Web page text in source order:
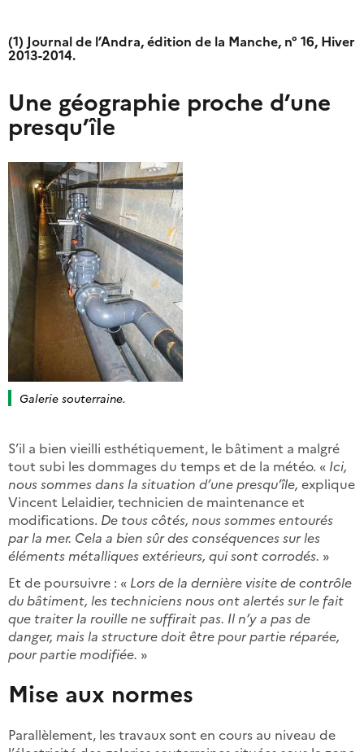
(1) Journal de l’Andra, édition de la Manche, n° 16, Hiver
2013-2014.
Une géographie proche d’une
presqu’île
Galerie souterraine.
S’il a bien vieilli esthétiquement, le bâtiment a malgré
tout subi les dommages du temps et de la météo. « Ici,
nous sommes dans la situation d’une presqu’île, explique
Vincent Lelaidier, technicien de maintenance et
modifications. De tous côtés, nous sommes entourés
par la mer. Cela a bien sûr des conséquences sur les
éléments métalliques extérieurs, qui sont corrodés. »
Et de poursuivre : « Lors de la dernière visite de contrôle
du bâtiment, les techniciens nous ont alertés sur le fait
que traiter la rouille ne suffirait pas. Il n’y a pas de
danger, mais la structure doit être pour partie réparée,
pour partie modifiée. »
Mise aux normes
Parallèlement, les travaux sont en cours au niveau de